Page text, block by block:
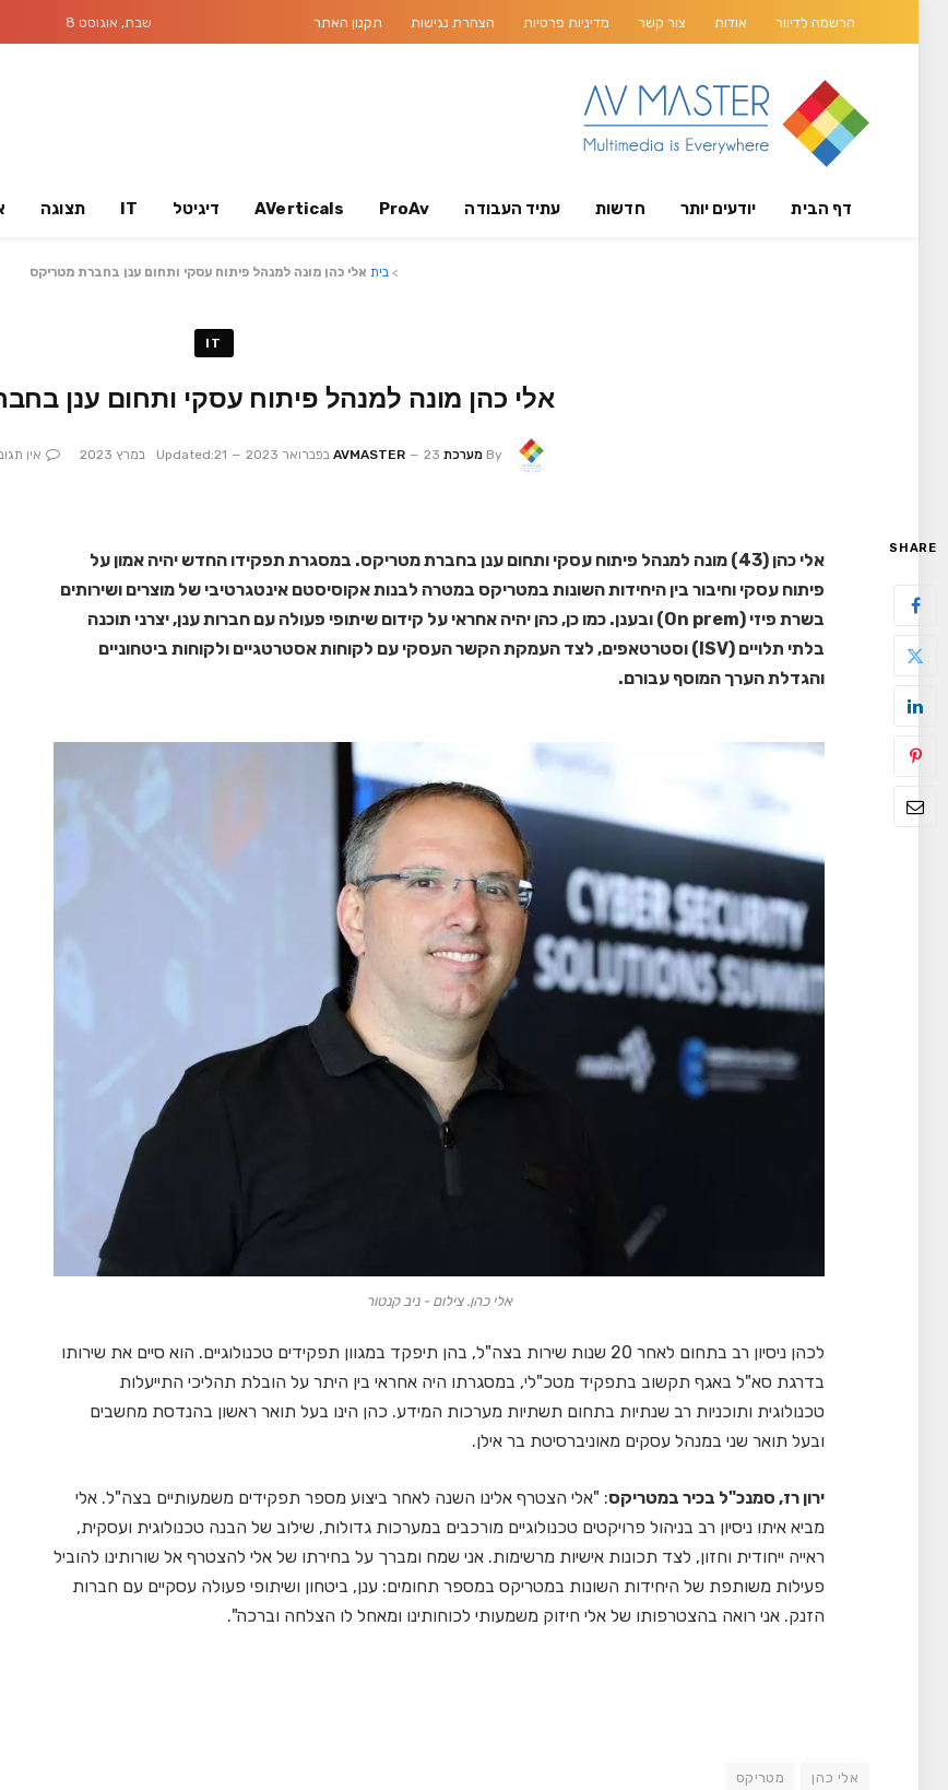
הרשמה לדיוור אודות צור קשר מדיניות פרטיות הצהרת נגישות תקנון האתר שבת, אוגוסט 8
דף הבית יודעים יותר חדשות עתיד העבודה ProAv
AVerticals דיגיטל IT תצוגה
> בית אלי כהן מונה למנהל פיתוח עסקי ותחום ענן בחברת מטריקס
IT
אלי כהן מונה למנהל פיתוח עסקי ותחום ענן
By מערכת AVMASTER 23 בפברואר 2023 Updated:21 במרץ 2023 אין
SHARE
אלי כהן (43) מונה למנהל פיתוח עסקי ותחום ענן בחברת מטריקס. במסגרת תפקידו החדש יהיה אמון על
פיתוח עסקי וחיבור בין היחידות השונות במטריקס במטרה לבנות אקוסיסטם אינטגרטיבי של מוצרים ושירותים
בשרת פיזי (On prem) ובענן. כמו כן, כהן יהיה אחראי על קידום שיתופי פעולה עם חברות ענן, יצרני תוכנה
בלתי תלויים (ISV) וסטרטאפים, לצד העמקת הקשר העסקי עם לקוחות אסטרטגיים ולקוחות ביטחוניים
והגדלת הערך המוסף עבורם.
אלי כהן. צילום - ניב קנטור
לכהן ניסיון רב בתחום לאחר 20 שנות שירות בצה"ל, בהן תיפקד במגוון תפקידים טכנולוגיים. הוא סיים את שירותו
בדרגת סא"ל באגף תקשוב בתפקיד מטכ"לי, במסגרתו היה אחראי בין היתר על הובלת תהליכי התייעלות
טכנולוגית ותוכניות רב שנתיות בתחום תשתיות מערכות המידע. כהן הינו בעל תואר ראשון בהנדסת מחשבים
ובעל תואר שני במנהל עסקים מאוניברסיטת בר אילן.
ירון רז, סמנכ"ל בכיר במטריקס: "אלי הצטרף אלינו השנה לאחר ביצוע מספר תפקידים משמעותיים בצה"ל. אלי
מביא איתו ניסיון רב בניהול פרויקטים טכנולוגיים מורכבים במערכות גדולות, שילוב של הבנה טכנולוגית ועסקית,
ראייה ייחודית וחזון, לצד תכונות אישיות מרשימות. אני שמח ומברך על בחירתו של אלי להצטרף אל שורותינו להוביל
פעילות משותפת של היחידות השונות במטריקס במספר תחומים: ענן, ביטחון ושיתופי פעולה עסקיים עם חברות
הזנק. אני רואה בהצטרפותו של אלי חיזוק משמעותי לכוחותינו ומאחל לו הצלחה וברכה".
אלי כהן מטריקס